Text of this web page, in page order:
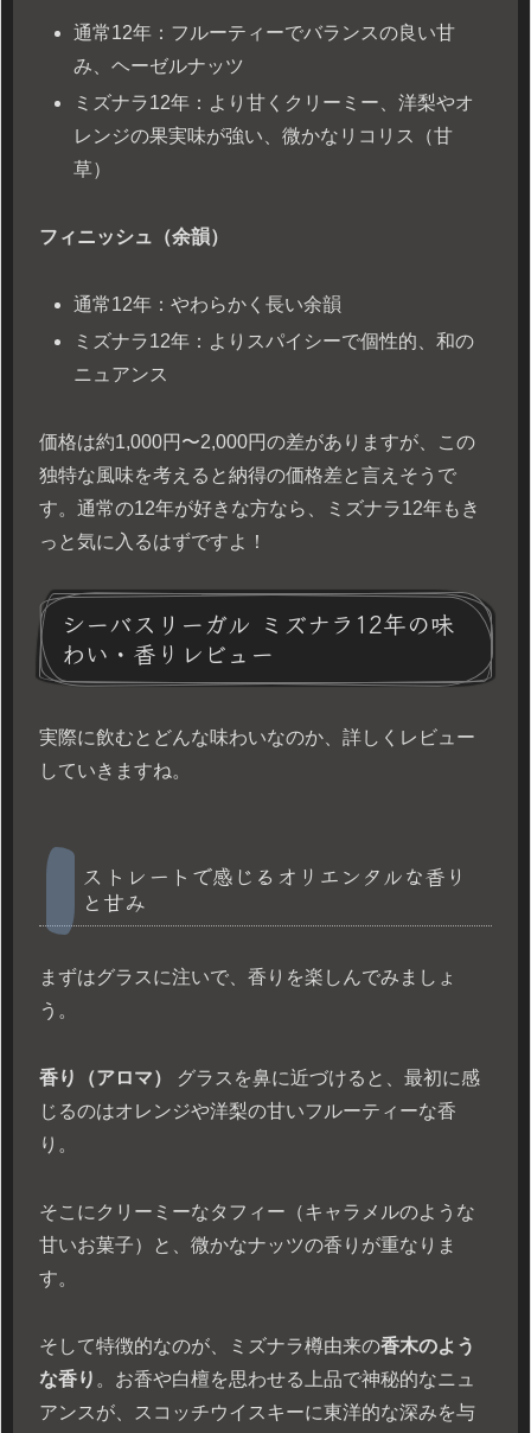
通常12年：フルーティーでバランスの良い甘
み、ヘーゼルナッツ
ミズナラ12年：より甘くクリーミー、洋梨やオ
レンジの果実味が強い、微かなリコリス（甘
草）
フィニッシュ（余韻）
通常12年：やわらかく長い余韻
ミズナラ12年：よりスパイシーで個性的、和の
ニュアンス
価格は約1,000円〜2,000円の差がありますが、この
独特な風味を考えると納得の価格差と言えそうで
す。通常の12年が好きな方なら、ミズナラ12年もき
っと気に入るはずですよ！
シーバスリーガル ミズナラ12年の味
わい・香りレビュー
実際に飲むとどんな味わいなのか、詳しくレビュー
していきますね。
ストレートで感じるオリエンタルな香り
と甘み
まずはグラスに注いで、香りを楽しんでみましょ
う。
香り（アロマ）
グラスを鼻に近づけると、最初に感
じるのはオレンジや洋梨の甘いフルーティーな香
り。
そこにクリーミーなタフィー（キャラメルのような
甘いお菓子）と、微かなナッツの香りが重なりま
す。
そして特徴的なのが、ミズナラ樽由来の香木のよう
な香り 。お香や白檀を思わせる上品で神秘的なニュ
アンスが、スコッチウイスキーに東洋的な深みを与